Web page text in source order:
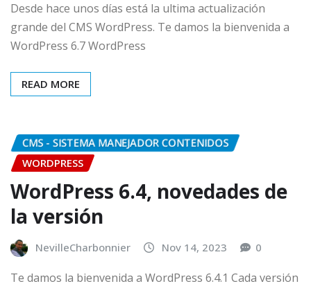
Desde hace unos días está la ultima actualización
grande del CMS WordPress. Te damos la bienvenida a
WordPress 6.7 WordPress
READ MORE
CMS - SISTEMA MANEJADOR CONTENIDOS
WORDPRESS
WordPress 6.4, novedades de
la versión
NevilleCharbonnier Nov 14, 2023 0
Te damos la bienvenida a WordPress 6.4.1 Cada versión